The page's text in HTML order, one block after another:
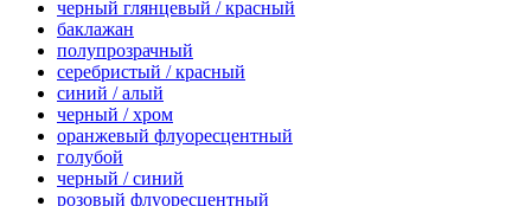
черный глянцевый / красный
баклажан
полупрозрачный
серебристый / красный
синий / алый
черный / хром
оранжевый флуоресцентный
голубой
черный / синий
розовый флуоресцентный